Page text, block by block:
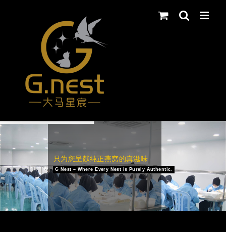
只为您呈献纯正燕窝的真滋味
G Nest – Where Every Nest is Purely Authentic.